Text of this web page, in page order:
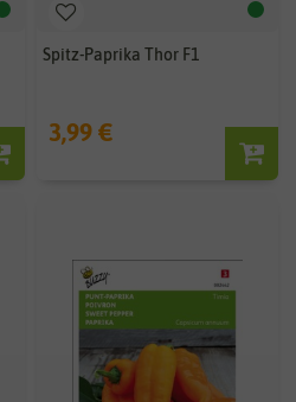
Spitz-Paprika Thor F1
3,99 €